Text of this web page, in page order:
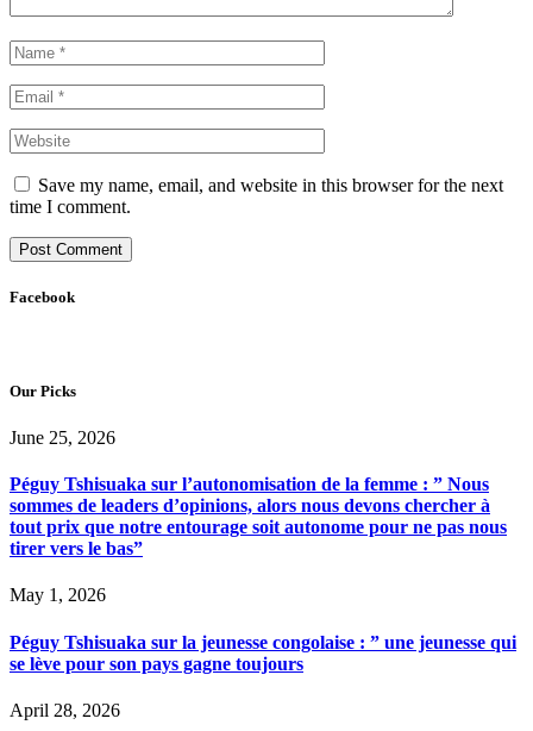
Save my name, email, and website in this browser for the next
time I comment.
Facebook
Our Picks
June 25, 2026
Péguy Tshisuaka sur l’autonomisation de la femme : ” Nous
sommes de leaders d’opinions, alors nous devons chercher à
tout prix que notre entourage soit autonome pour ne pas nous
tirer vers le bas”
May 1, 2026
Péguy Tshisuaka sur la jeunesse congolaise : ” une jeunesse qui
se lève pour son pays gagne toujours
April 28, 2026